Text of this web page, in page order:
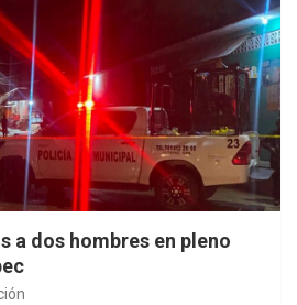
a dos hombres en pleno